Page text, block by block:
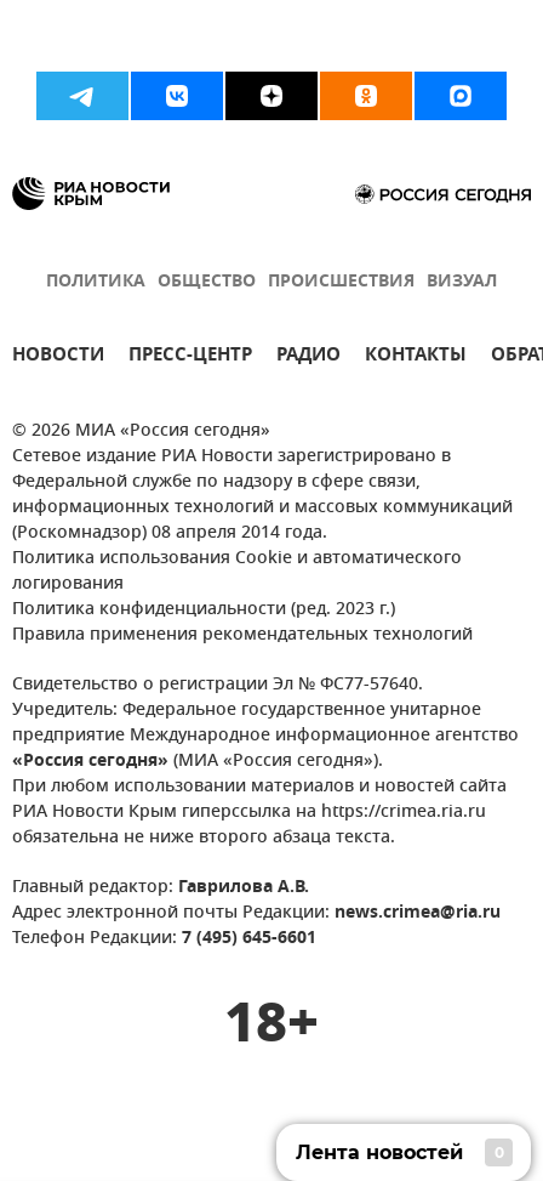
ПОЛИТИКА ОБЩЕСТВО ПРОИСШЕСТВИЯ ВИЗУАЛ
НОВОСТИ ПРЕСС-ЦЕНТР РАДИО КОНТАКТЫ
© 2026 МИА «Россия сегодня»
Сетевое издание РИА Новости зарегистрировано в
Федеральной службе по надзору в сфере связи,
информационных технологий и массовых коммуникаций
(Роскомнадзор) 08 апреля 2014 года.
Политика использования Cookie и автоматического
логирования
Политика конфиденциальности (ред. 2023 г.)
Правила применения рекомендательных технологий
Свидетельство о регистрации Эл № ФС77-57640.
Учредитель: Федеральное государственное унитарное
предприятие Международное информационное агентство
«Россия сегодня» (МИА «Россия сегодня»).
При любом использовании материалов и новостей сайта
РИА Новости Крым гиперссылка на https://crimea.ria.ru
обязательна не ниже второго абзаца текста.
Главный редактор: Гаврилова А.В.
Адрес электронной почты Редакции: news.crimea@ria.ru
Телефон Редакции: 7 (495) 645-6601
18+
Лента новостей 0